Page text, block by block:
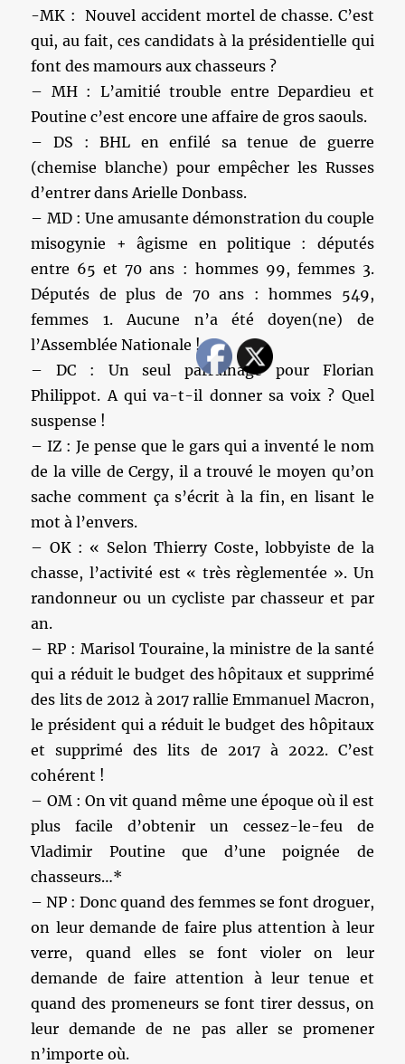
-MK : Nouvel accident mortel de chasse. C’est
qui, au fait, ces candidats à la présidentielle qui
font des mamours aux chasseurs ?
– MH : L’amitié trouble entre Depardieu et
Poutine c’est encore une affaire de gros saouls.
– DS : BHL en enfilé sa tenue de guerre
(chemise blanche) pour empêcher les Russes
d’entrer dans Arielle Donbass.
– MD : Une amusante démonstration du couple
misogynie + âgisme en politique : députés
entre 65 et 70 ans : hommes 99, femmes 3.
Députés de plus de 70 ans : hommes 549,
femmes 1. Aucune n’a été doyen(ne) de
l’Assemblée Nationale !
– DC : Un seul parrainage pour Florian
Philippot. A qui va-t-il donner sa voix ? Quel
suspense !
– IZ : Je pense que le gars qui a inventé le nom
de la ville de Cergy, il a trouvé le moyen qu’on
sache comment ça s’écrit à la fin, en lisant le
mot à l’envers.
– OK : « Selon Thierry Coste, lobbyiste de la
chasse, l’activité est « très règlementée ». Un
randonneur ou un cycliste par chasseur et par
an.
– RP : Marisol Touraine, la ministre de la santé
qui a réduit le budget des hôpitaux et supprimé
des lits de 2012 à 2017 rallie Emmanuel Macron,
le président qui a réduit le budget des hôpitaux
et supprimé des lits de 2017 à 2022. C’est
cohérent !
– OM : On vit quand même une époque où il est
plus facile d’obtenir un cessez-le-feu de
Vladimir Poutine que d’une poignée de
chasseurs…*
– NP : Donc quand des femmes se font droguer,
on leur demande de faire plus attention à leur
verre, quand elles se font violer on leur
demande de faire attention à leur tenue et
quand des promeneurs se font tirer dessus, on
leur demande de ne pas aller se promener
n’importe où.